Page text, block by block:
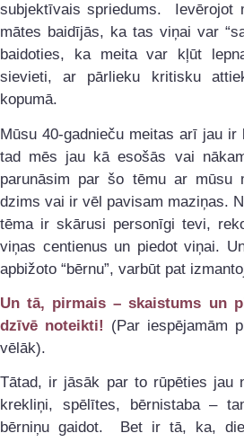
subjektīvais spriedums. Ievērojot
mātes baidījās, ka tas viņai var
baidoties, ka meita var kļūt
sievieti, ar pārlieku kritisku
kopumā.
Mūsu 40-gadnieču meitas arī jau
tad mēs jau kā esošās vai
parunāsim par šo tēmu ar
dzims vai ir vēl pavisam maziņas.
tēma ir skārusi personīgi tevi,
viņas centienus un piedot viņai.
apbižoto “bērnu”, varbūt pat
Un tā, pirmais – skaistums un
dzīvē noteikti! (Par iespējamām
vēlāk).
Tātad, ir jāsāk par to rūpēties jau
krekliņi, spēlītes, bērnistaba –
bērniņu gaidot. Bet ir tā, ka,